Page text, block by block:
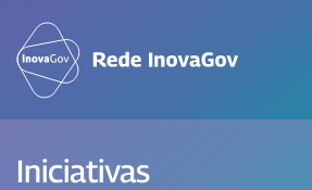
Iniciativas